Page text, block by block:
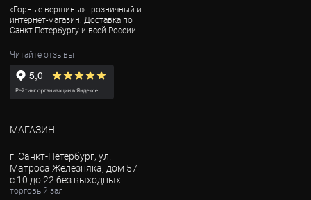
«Горные вершины» - розничный и
интернет-магазин. Доставка по
Санкт-Петербургу и всей России.
Читайте отзывы
МАГАЗИН
г. Санкт-Петербург, ул.
Матроса Железняка, дом 57
с 10 до 22 без выходных
торговый зал